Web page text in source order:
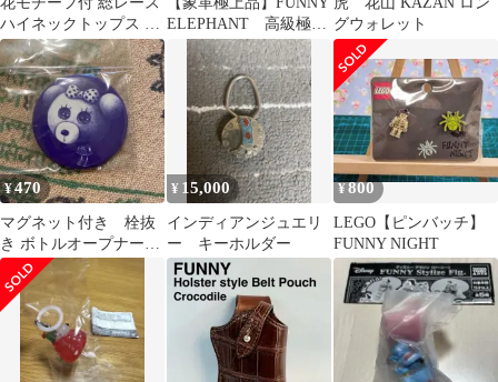
ハイネックトップス L
ベージュ
ELEPHANT 高級極厚
ドレスベルト 厚象革正
規品
グウォレット
¥470
マグネット付き 栓抜
き ボトルオープナー
FUNNY DOLL
¥ 15,000
インディアンジュエリ
ー キーホルダー
¥800
LEGO【ピンバッチ】
FUNNY NIGHT